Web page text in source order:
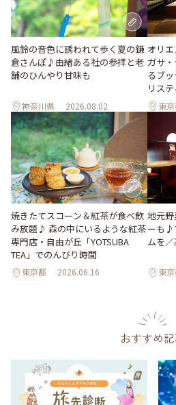
風鈴の音色に誘われて歩く夏の鎌
倉さんぽ♪由緒ある社の参拝と老
舗のひんやり甘味も
神奈川県 2026.08.02
オリ
ガサ
るブ
リステ
東
焼きたてスコーン＆紅茶が食べ飲
み放題♪ 森の中にいるような紅茶
専門店・自由が丘「YOTSUBA
TEA」でのんびり時間
東京都 2026.06.16
地元
ーも♪
ムを／
東
おすすめ